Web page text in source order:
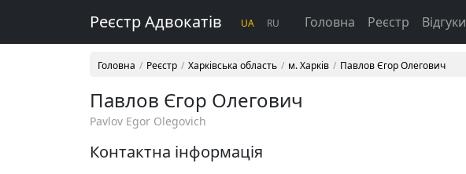
Реєстр Адвокатів UA RU Головна Реєстр Відгуки
Головна Реєстр Харківська область м. Харків Павлов Єгор Олегович
Павлов Єгор Олегович
Pavlov Egor Olegovich
Контактна інформація